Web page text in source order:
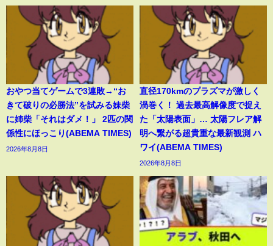
おやつ当てゲームで3連敗→“お
きて破りの必勝法”を試みる妹柴
に姉柴「それはダメ！」 2匹の関
係性にほっこり(ABEMA TIMES)
2026年8月8日
直径170kmのプラズマが激しく
渦巻く！ 過去最高解像度で捉え
た「太陽表面」… 太陽フレア解
明へ繋がる超貴重な最新観測 ハ
ワイ(ABEMA TIMES)
2026年8月8日